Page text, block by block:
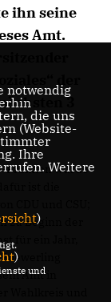
ihn seine
Amt.
3
Fraktion wurde
ist die
CDU und CSU;
Beginn der
für ein Jahr,
Amt in
Wahlkreis und
notwendig
die uns
(Website-
Ihre
Weitere
)
)
und